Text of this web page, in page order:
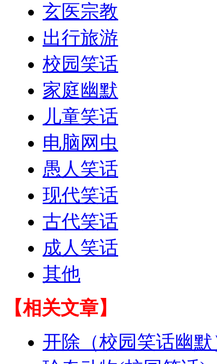
玄医宗教
出行旅游
校园笑话
家庭幽默
儿童笑话
电脑网虫
愚人笑话
现代笑话
古代笑话
成人笑话
其他
【相关文章】
开除（校园笑话幽默